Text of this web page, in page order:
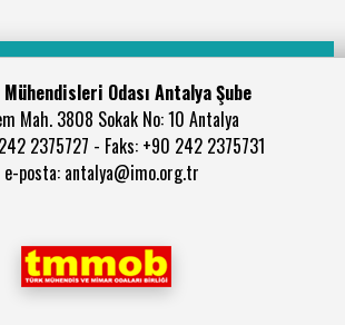
Odası Antalya Şube
Mah. 3808 Sokak No: 10 Antalya
2375727 - Faks: +90 242 2375731
e-posta: antalya@imo.org.tr